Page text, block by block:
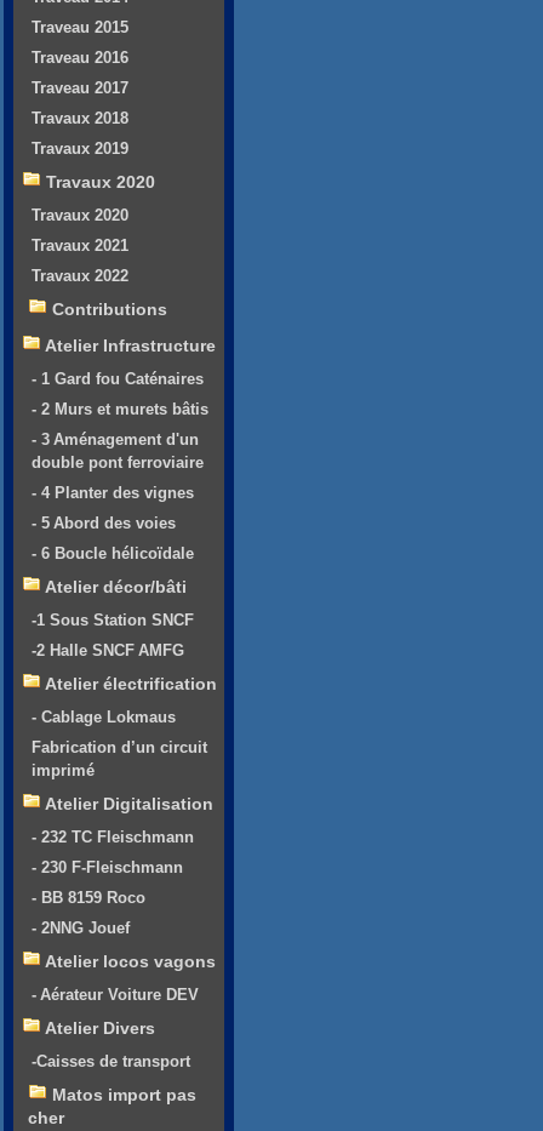
Traveau 2015
Traveau 2016
Traveau 2017
Travaux 2018
Travaux 2019
Travaux 2020
Travaux 2020
Travaux 2021
Travaux 2022
Contributions
Atelier Infrastructure
- 1 Gard fou Caténaires
- 2 Murs et murets bâtis
- 3 Aménagement d'un
double pont ferroviaire
- 4 Planter des vignes
- 5 Abord des voies
- 6 Boucle hélicoïdale
Atelier décor/bâti
-1 Sous Station SNCF
-2 Halle SNCF AMFG
Atelier électrification
- Cablage Lokmaus
Fabrication d’un circuit
imprimé
Atelier Digitalisation
- 232 TC Fleischmann
- 230 F-Fleischmann
- BB 8159 Roco
- 2NNG Jouef
Atelier locos vagons
- Aérateur Voiture DEV
Atelier Divers
-Caisses de transport
Matos import pas
cher